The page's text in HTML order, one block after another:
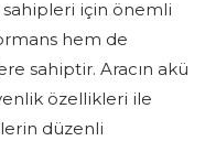
sahipleri için önemli
hem de
sahiptir. Aracın akü
özellikleri ile
düzenli